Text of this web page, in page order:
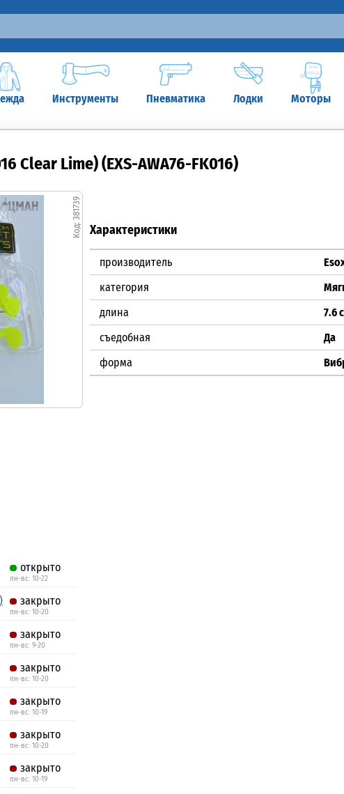
Инструменты Пневматика Лодки Моторы
Clear Lime) (EXS-AWA76-FK016)
381739
открыто
пн-вс: 10-22
закрыто
пн-вс: 10-20
закрыто
пн-вс: 9-20
закрыто
пн-вс: 10-20
закрыто
пн-вс: 10-19
закрыто
пн-вс: 10-20
закрыто
пн-вс: 10-19
Характеристики
производитель
категория
длина
7.6
съедобная
Да
форма